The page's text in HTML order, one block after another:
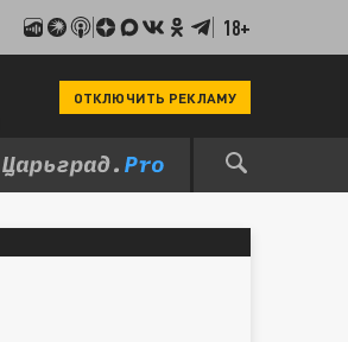
18+
ОТКЛЮЧИТЬ РЕКЛАМУ